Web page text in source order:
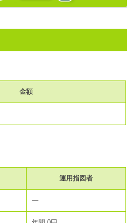
金額
運用指図者
―